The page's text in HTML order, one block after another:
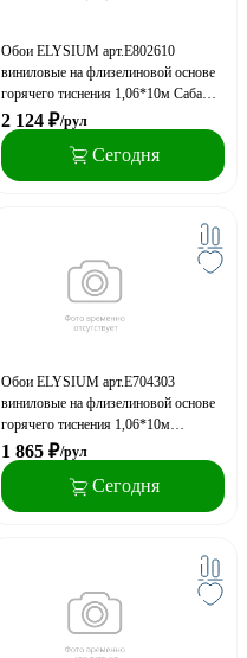
Обои ELYSIUM арт.Е802610
виниловые на флизелиновой основе
горячего тиснения 1,06*10м Саба
фон (акция)
2 124 ₽/рул
Сегодня
Обои ELYSIUM арт.Е704303
виниловые на флизелиновой основе
горячего тиснения 1,06*10м
Метрополис фон (акция)
1 865 ₽/рул
Сегодня